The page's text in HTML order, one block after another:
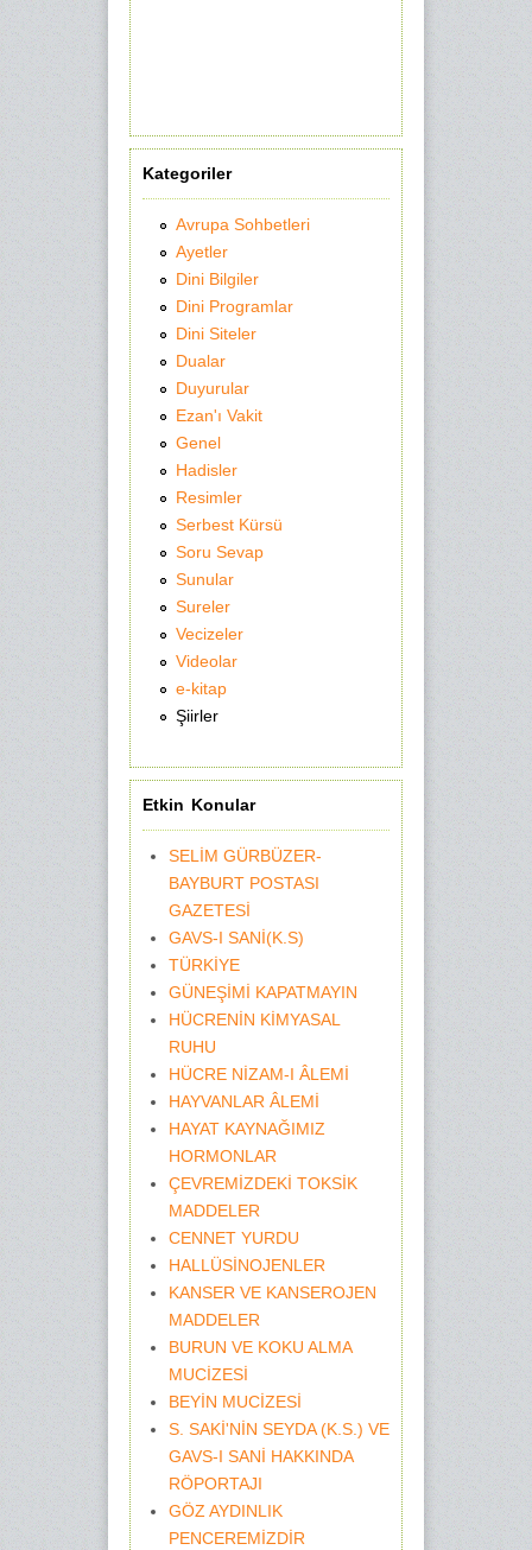
Kategoriler
Avrupa Sohbetleri
Ayetler
Dini Bilgiler
Dini Programlar
Dini Siteler
Dualar
Duyurular
Ezan'ı Vakit
Genel
Hadisler
Resimler
Serbest Kürsü
Soru Sevap
Sunular
Sureler
Vecizeler
Videolar
e-kitap
Şiirler
Etkin Konular
SELİM GÜRBÜZER-
BAYBURT POSTASI
GAZETESİ
GAVS-I SANİ(K.S)
TÜRKİYE
GÜNEŞİMİ KAPATMAYIN
HÜCRENİN KİMYASAL
RUHU
HÜCRE NİZAM-I ÂLEMİ
HAYVANLAR ÂLEMİ
HAYAT KAYNAĞIMIZ
HORMONLAR
ÇEVREMİZDEKİ TOKSİK
MADDELER
CENNET YURDU
HALLÜSİNOJENLER
KANSER VE KANSEROJEN
MADDELER
BURUN VE KOKU ALMA
MUCİZESİ
BEYİN MUCİZESİ
S. SAKİ'NİN SEYDA (K.S.) VE
GAVS-I SANİ HAKKINDA
RÖPORTAJI
GÖZ AYDINLIK
PENCEREMİZDİR